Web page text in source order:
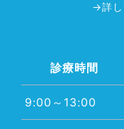
→詳し
診療時間
9:00～13:00